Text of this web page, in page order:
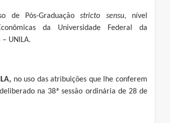
de Pós-Graduaçãostricto sensu, nível
da Universidade Federal da
UNILA.
,no uso das atribuições que lhe conferem
na 38ª sessão ordinária de 28 de